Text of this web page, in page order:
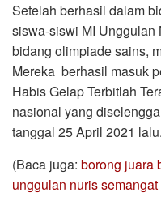
Setelah berhasil dalam
siswa-siswi MI Unggulan
bidang olimpiade sains,
Mereka berhasil masuk
Habis Gelap Terbitlah
nasional yang
tanggal 25 April 2021 lalu.
(Baca juga: borong juara
unggulan nuris